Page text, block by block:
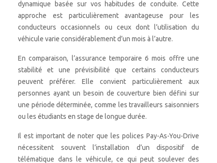
dynamique basée sur vos habitudes de conduite. Cette
approche est particulièrement avantageuse pour les
conducteurs occasionnels ou ceux dont l’utilisation du
véhicule varie considérablement d’un mois à l’autre.
En comparaison, l’assurance temporaire 6 mois offre une
stabilité et une prévisibilité que certains conducteurs
peuvent préférer. Elle convient particulièrement aux
personnes ayant un besoin de couverture bien défini sur
une période déterminée, comme les travailleurs saisonniers
ou les étudiants en stage de longue durée.
Il est important de noter que les polices Pay-As-You-Drive
nécessitent souvent l’installation d’un dispositif de
télématique dans le véhicule, ce qui peut soulever des